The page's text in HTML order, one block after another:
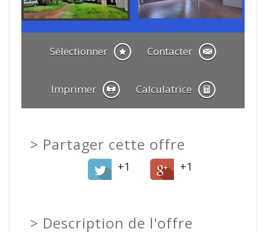
Sélectionner Contacter
Imprimer Calculatrice
Partager cette offre
+1 +1
> Description de l'offre